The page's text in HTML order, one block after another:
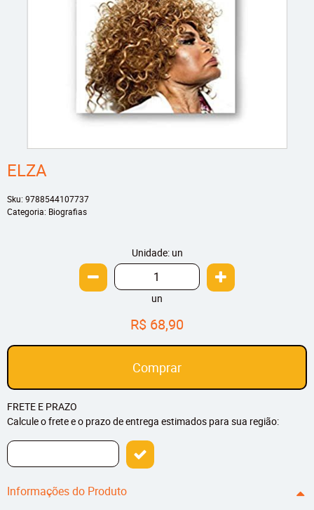
ELZA
Sku: 9788544107737
Categoria: Biografias
Unidade: un
un
R$ 68,90
Comprar
FRETE E PRAZO
Calcule o frete e o prazo de entrega estimados para sua região:
Informações do Produto